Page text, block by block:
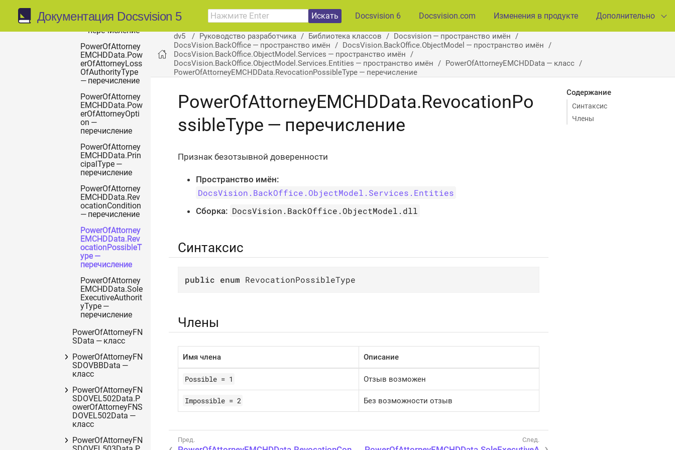
Документация Docsvision 5 Искать Docsvision 6 Docsvision.com Изменения в продукте Дополнительно
EMCHDData.Pow
erOfAttorneyKind
— перечисление
PowerOfAttorney
EMCHDData.Pow
erOfAttorneyLoss
OfAuthorityType
— перечисление
PowerOfAttorney
EMCHDData.Pow
erOfAttorneyOpti
on —
перечисление
PowerOfAttorney
EMCHDData.Prin
cipalType —
перечисление
PowerOfAttorney
EMCHDData.Rev
ocationCondition
— перечисление
PowerOfAttorney
EMCHDData.Rev
ocationPossibleT
ype —
перечисление
PowerOfAttorney
EMCHDData.Sole
ExecutiveAuthorit
yType —
перечисление
PowerOfAttorneyFN
SData — класс
PowerOfAttorneyFN
SDOVBBData —
класс
PowerOfAttorneyFN
SDOVEL502Data.P
owerOfAttorneyFNS
DOVEL502Data —
класс
PowerOfAttorneyFN
dv5 Руководство разработчика Библиотека классов
Docsvision — пространство имён
DocsVision.BackOffice — пространство имён
DocsVision.BackOffice.ObjectModel — пространство имён
DocsVision.BackOffice.ObjectModel.Services — пространство имён
DocsVision.BackOffice.ObjectModel.Services.Entities — пространство имён
PowerOfAttorneyEMCHDData — класс
PowerOfAttorneyEMCHDData.RevocationPossibleType — перечисление
Содержание
Синтаксис
Члены
PowerOfAttorneyEMCHDData.RevocationPo
ssibleType — перечисление
Признак безотзывной доверенности
Пространство имён:
DocsVision.BackOffice.ObjectModel.Services.Entities
Сборка: DocsVision.BackOffice.ObjectModel.dll
Синтаксис
public enum RevocationPossibleType
Члены
Имя члена Описание
Possible = 1 Отзыв возможен
Impossible = 2 Без возможности отзыв